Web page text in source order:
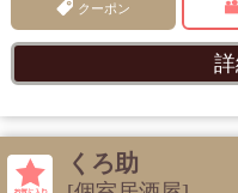
クーポン
くろ助